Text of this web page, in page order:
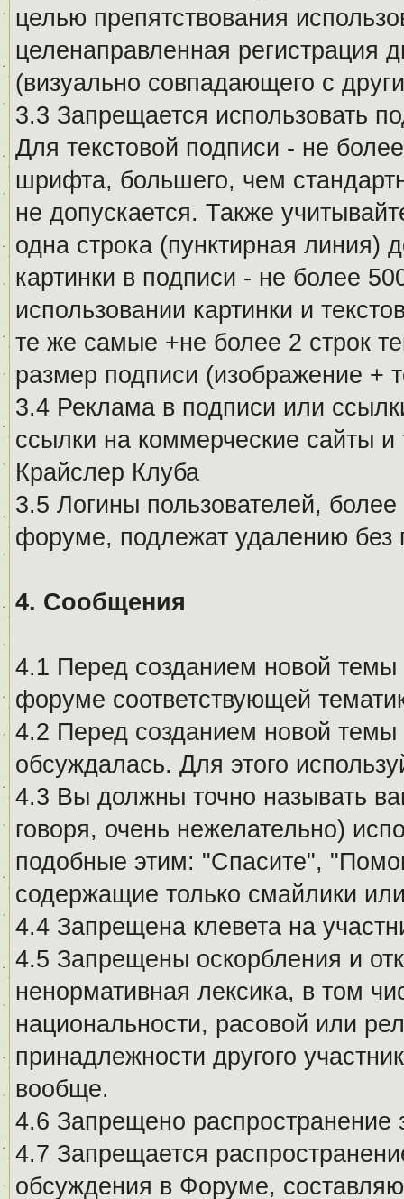
целью препятствования
целенаправленная регистрация
(визуально совпадающего с
3.3 Запрещается использовать
Для текстовой подписи - не
шрифта, большего, чем
не допускается. Также
одна строка (пунктирная линия)
картинки в подписи - не более
использовании картинки и
те же самые +не более 2 строк
размер подписи (изображение +
3.4 Реклама в подписи или
ссылки на коммерческие сайты
Крайслер Клуба
3.5 Логины пользователей,
форуме, подлежат удалению без
4. Сообщения
4.1 Перед созданием новой темы
форуме соответствующей
4.2 Перед созданием новой
обсуждалась. Для этого
4.3 Вы должны точно называть
говоря, очень нежелательно)
подобные этим: "Спасите",
содержащие только смайлики
4.4 Запрещена клевета на
4.5 Запрещены оскорбления и
ненормативная лексика, в том
национальности, расовой или
принадлежности другого
вообще.
4.6 Запрещено
4.7 Запрещается
обсуждения в Форуме,